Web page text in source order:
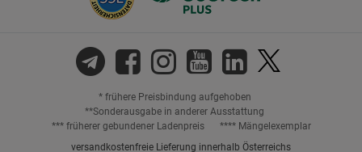
* frühere Preisbindung aufgehoben
**Sonderausgabe in anderer Ausstattung
*** früherer gebundener Ladenpreis
**** Mängelexemplar
versandkostenfreie Lieferung innerhalb Österreichs